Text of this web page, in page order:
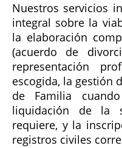
Nuestros servicios
integral sobre la
la elaboración
(acuerdo de
representación
escogida, la gestión
de Familia
liquidación de la
requiere, y la
registros civiles